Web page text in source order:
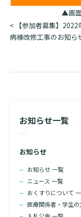
▲画
投
稿
ゲ
< 【参加者募集】
病棟改修工事のお知ら
お知らせ一覧
お知らせ
お知らせ 一覧
ニュース 一覧
おくすりについて
医療関係者・学生